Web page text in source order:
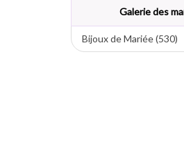
Galerie des
Bijoux de Mariée (530)